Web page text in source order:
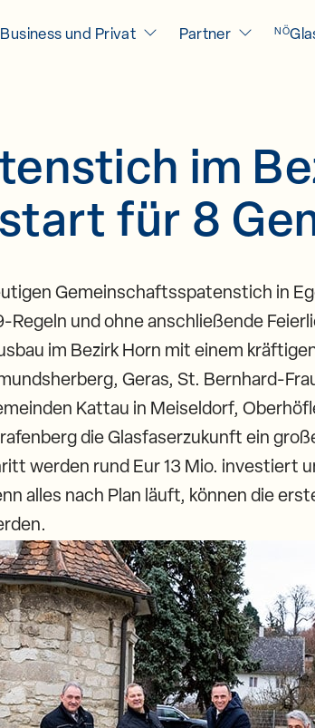
Business und Privat Partner NÖ
im
für 8
Gemeinschaftsspatenstich in
Regeln und ohne anschließende
im Bezirk Horn mit einem
Geras, St. Bernhard-
Kattau in Meiseldorf,
die Glasfaserzukunft ein
werden rund Eur 13 Mio. investiert
alles nach Plan läuft, können die